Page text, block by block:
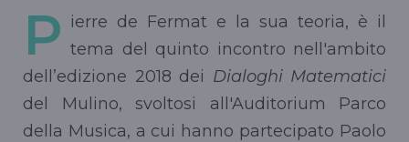
P ierre de Fermat e la sua teoria, è il
tema del quinto incontro nell'ambito
dell’edizione 2018 dei Dialoghi Matematici
del Mulino, svoltosi all'Auditorium Parco
della Musica, a cui hanno partecipato Paolo